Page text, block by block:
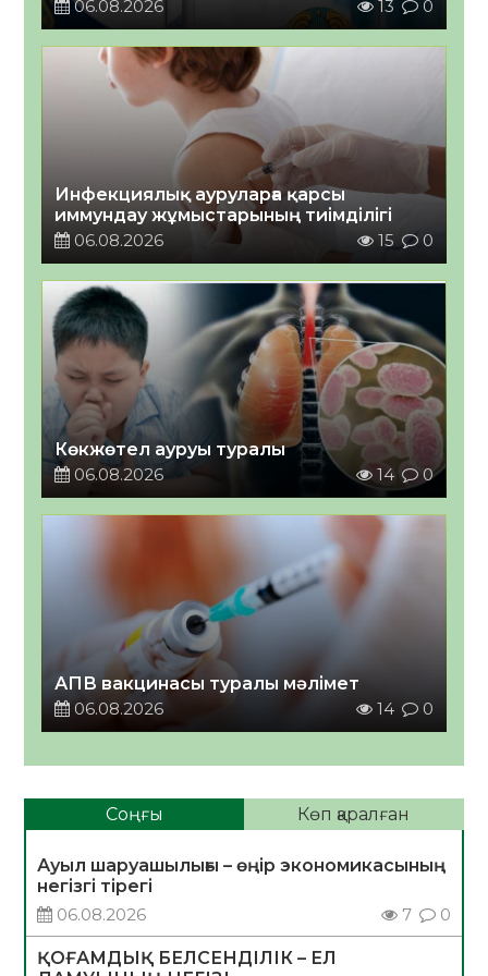
06.08.2026 13 0
Инфекциялық ауруларға қарсы
иммундау жұмыстарының тиімділігі
06.08.2026
15 0
Көкжөтел ауруы туралы
06.08.2026
14 0
АПВ вакцинасы туралы мәлімет
06.08.2026
14 0
Соңғы Көп қаралған
Ауыл шаруашылығы – өңір экономикасының
негізгі тірегі
06.08.2026
7 0
ҚОҒАМДЫҚ БЕЛСЕНДІЛІК – ЕЛ